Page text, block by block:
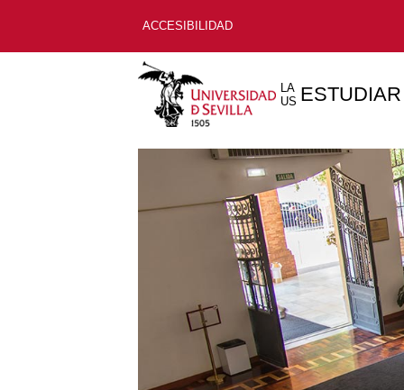
ACCESIBILIDAD
LA
US ESTUDIAR